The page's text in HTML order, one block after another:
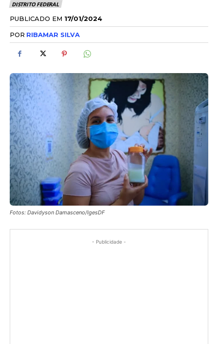
DISTRITO FEDERAL
PUBLICADO EM 17/01/2024
POR RIBAMAR SILVA
Fotos: Davidyson Damasceno/IgesDF
- Publicidade -